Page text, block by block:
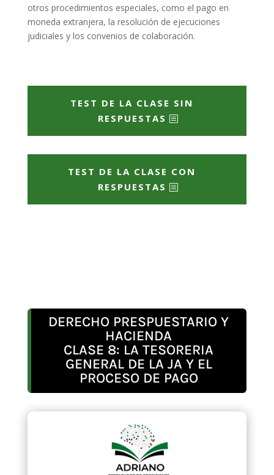
otros procedimientos especiales, como el pago en
moneda extranjera, la resolución de ejecuciones
judiciales y los convenios de colaboración.
TEST DE LA CLASE SIN
RESPUESTAS
TEST DE LA CLASE CON
RESPUESTAS
DERECHO PRESPUESTARIO Y
HACIENDA
CLASE 8: LA TESORERIA
GENERAL DE LA JA Y EL
PROCESO DE PAGO